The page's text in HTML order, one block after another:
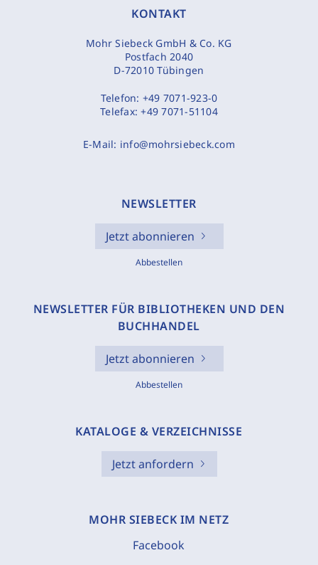
KONTAKT
Mohr Siebeck GmbH & Co. KG
Postfach 2040
D-72010 Tübingen
Telefon: +49 7071-923-0
Telefax:+49 7071-51104
E-Mail: info@mohrsiebeck.com
NEWSLETTER
Jetzt abonnieren
Abbestellen
NEWSLETTER FÜR BIBLIOTHEKEN UND DEN
BUCHHANDEL
Jetzt abonnieren
Abbestellen
KATALOGE & VERZEICHNISSE
Jetzt anfordern
MOHR SIEBECK IM NETZ
Facebook